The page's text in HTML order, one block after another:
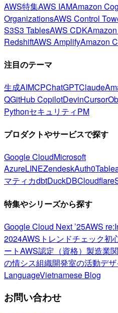
AWS特集AWS IAMAmazon
OrganizationsAWS Control
S3S3 TablesAWS CDK
RedshiftAWS AmplifyAmazon
注目のテーマ
生成AIMCPChatGPTClaude
QGitHub CopilotDevinCursor
PythonセキュリティPM
プロダクトやサービスで探す
Google CloudMicrosoft
AzureLINEZendeskAuth0
マティカdbtDuckDBCloudflare
特集やシリーズから探す
Google Cloud Next ’25AWS
2024AWSトレンドチェック初
ートAWS認定（資格） 製造業
の情シス組織開発室の活動デ
LanguageVietnamese Blog
お問い合わせ